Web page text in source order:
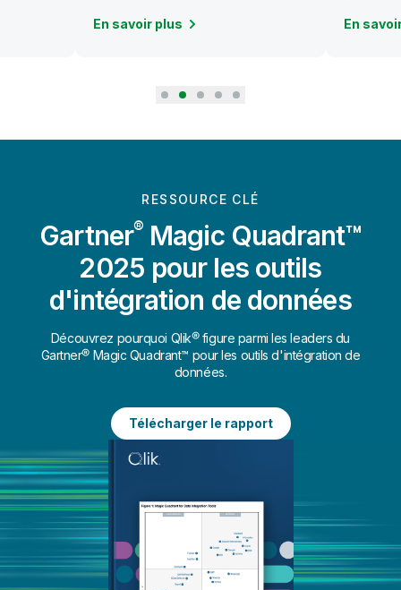
En savoir plus En
RESSOURCE CLÉ
Gartner® Magic Quadrant™
2025 pour les outils
d'intégration de données
Découvrez pourquoi Qlik® figure parmi les leaders du
Gartner® Magic Quadrant™ pour les outils d'intégration de
données.
Télécharger le rapport